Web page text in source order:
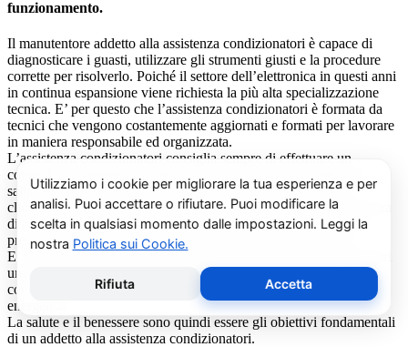
funzionamento.
Il manutentore addetto alla assistenza condizionatori è capace di
diagnosticare i guasti, utilizzare gli strumenti giusti e la procedure
corrette per risolverlo. Poiché il settore dell’elettronica in questi anni
in continua espansione viene richiesta la più alta specializzazione
tecnica. E’ per questo che l’assistenza condizionatori è formata da
tecnici che vengono costantemente aggiornati e formati per lavorare
in maniera responsabile ed organizzata.
L’assistenza condizionatori consiglia sempre di effettuare un
controllo programmato, almeno una volta l’anno, per tutelare la
salute della propria salute. Effettuare il ricambio dei filtri dei
climatizzatori con modalità periodica, oltre ad eliminare la presenza
di acari, polveri, pollini e muffe (spesso causa di cattivi odori),
previene il prolificarsi del batterio del virus della Legionella.
E’ sempre possibile richiedere al centro di assistenza condizionatori
una consulenza gratuita per un montaggio di un nuovo
condizionatore o sulle ultime normative in materia di risparmio
energetico.
La salute e il benessere sono quindi essere gli obiettivi fondamentali
di un addetto alla assistenza condizionatori.